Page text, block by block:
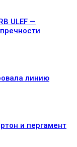
ULEF —
линию
и пергамент